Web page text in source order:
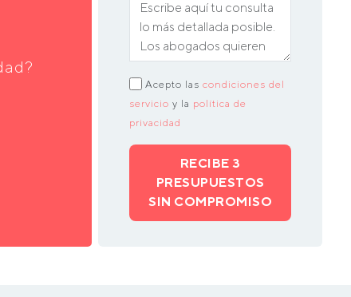
Acepto las condiciones del
servicio y la política de
privacidad
RECIBE 3
PRESUPUESTOS
SIN COMPROMISO